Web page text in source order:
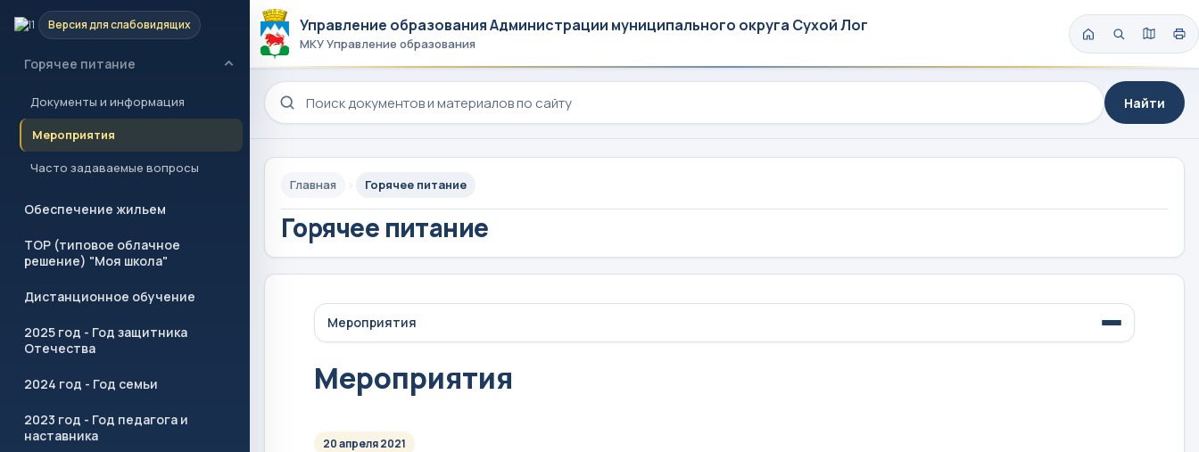
Версия для слабовидящих
Учреждения образования
Горячее питание
Документы и информация
Мероприятия
Часто задаваемые вопросы
Обеспечение жильем
ТОР (типовое облачное
решение) "Моя школа"
Дистанционное обучение
2025 год - Год защитника
Отечества
2024 год - Год семьи
2023 год - Год педагога и
наставника
Управление образования Администрации муниципального округа Сухой Лог
МКУ Управление образования
Поиск по сайту
Найти
Главная Горячее питание
Горячее питание
Мероприятия
Мероприятия
20 апреля 2021